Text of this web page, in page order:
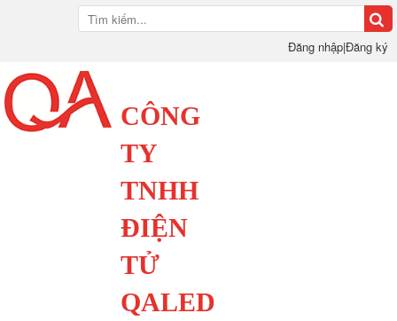
Đăng nhập|Đăng ký
CÔNG
TY
TNHH
ĐIỆN
TỬ
QALED